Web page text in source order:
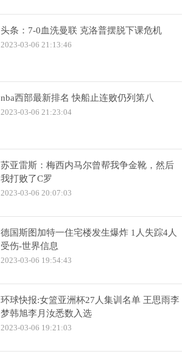
头条：7-0血洗曼联 克洛普摆脱下课危机
2023-03-06 21:13:46
nba西部最新排名 快船止连败仍列第八
2023-03-06 21:23:04
苏亚雷斯：梅西内马尔曾帮我争金靴，然后
我打败了C罗
2023-03-06 20:07:03
德国斯图加特一住宅楼发生爆炸 1人失踪4人
受伤-世界信息
2023-03-06 19:54:43
环球快报:女篮亚洲杯27人集训名单 王思雨李
梦韩旭李月汝悉数入选
2023-03-06 19:21:03